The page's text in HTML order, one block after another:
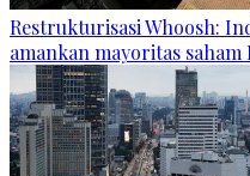
Restrukturisasi Whoosh:
amankan mayoritas